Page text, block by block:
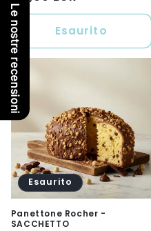
di
listino
Esaurito
Esaurito
Panettone Rocher -
SACCHETTO
Le nostre recensioni